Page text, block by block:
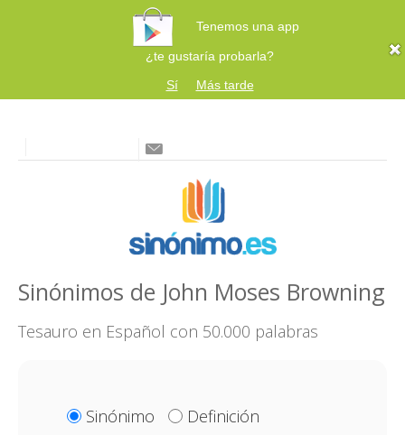
Tenemos una app
¿te gustaría probarla?
Sí
Más tarde
Sinónimos de John Moses Browning
Tesauro en Español con 50.000 palabras
Sinónimo
Definición